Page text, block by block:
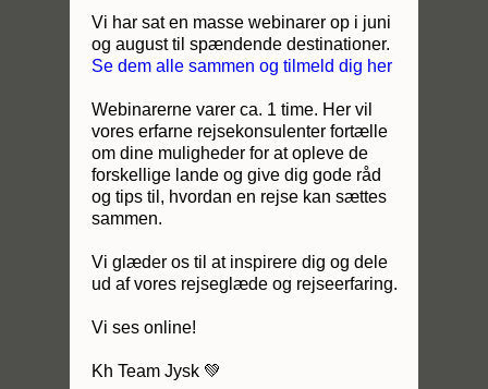
Vi har sat en masse webinarer op i juni
og august til spændende destinationer.
Se dem alle sammen og tilmeld dig her
Webinarerne varer ca. 1 time. Her vil
vores erfarne rejsekonsulenter fortælle
om dine muligheder for at opleve de
forskellige lande og give dig gode råd
og tips til, hvordan en rejse kan sættes
sammen.
Vi glæder os til at inspirere dig og dele
ud af vores rejseglæde og rejseerfaring.
Vi ses online!
Kh Team Jysk 💚